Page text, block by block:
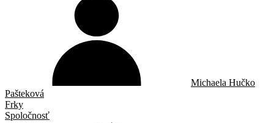
Michaela Hučko
Pašteková
Frky
Spoločnosť